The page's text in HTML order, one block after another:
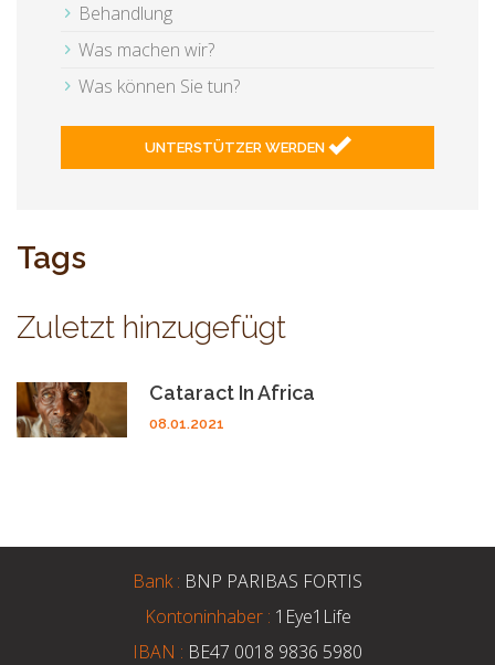
Behandlung
Was machen wir?
Was können Sie tun?
UNTERSTÜTZER WERDEN
Tags
Zuletzt hinzugefügt
Cataract In Africa
08.01.2021
Bank : BNP PARIBAS FORTIS
Kontoninhaber : 1Eye1Life
IBAN : BE47 0018 9836 5980